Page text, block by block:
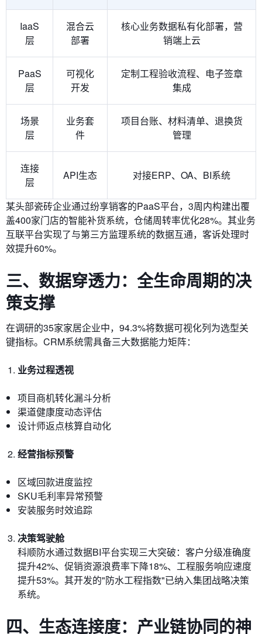
IaaS
层
混合云
部署
核心业务数据私有化部署，营
销端上云
PaaS
层
可视化
开发
定制工程验收流程、电子签章
集成
场景
层
业务套
件
项目台账、材料清单、退换货
管理
连接
层
API生态 对接ERP、OA、BI系统
某头部瓷砖企业通过纷享销客的PaaS平台，3周内构建出覆
盖400家门店的智能补货系统，仓储周转率优化28%。其业务
互联平台实现了与第三方监理系统的数据互通，客诉处理时
效提升60%。
三、数据穿透力：全生命周期的决
策支撑
在调研的35家家居企业中，94.3%将数据可视化列为选型关
键指标。CRM系统需具备三大数据能力矩阵：
业务过程透视
项目商机转化漏斗分析
渠道健康度动态评估
设计师返点核算自动化
经营指标预警
区域回款进度监控
SKU毛利率异常预警
安装服务时效追踪
决策驾驶舱
科顺防水通过数据BI平台实现三大突破：客户分级准确度
提升42%、促销资源浪费率下降18%、工程服务响应速度
提升53%。其开发的"防水工程指数"已纳入集团战略决策
系统。
四、生态连接度：产业链协同的神